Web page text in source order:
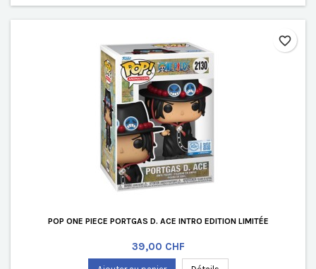
POP ONE PIECE PORTGAS D. ACE INTRO EDITION LIMITÉE
Prix
39,00 CHF
favorite_border